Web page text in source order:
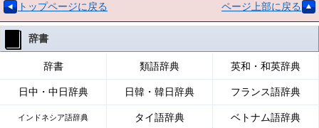
トップページに戻る ページ上部に戻る
辞書
辞書 類語辞典 英和・和英辞典
日中・中日辞典 日韓・韓日辞典 フランス語辞典
インドネシア語辞典 タイ語辞典 ベトナム語辞典